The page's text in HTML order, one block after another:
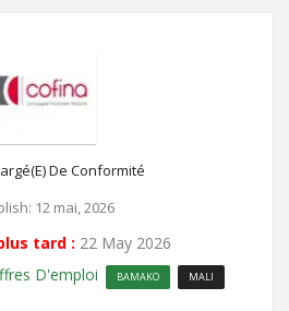
De Conformité
12 mai, 2026
tard : 22 May 2026
D'emploi BAMAKO MALI